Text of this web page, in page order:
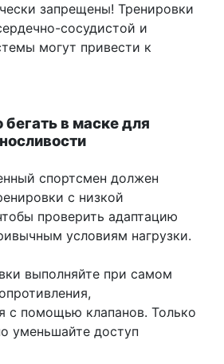
запрещены! Тренировки
сосудистой и
могут привести к
бегать в маске для
спортсмен должен
с низкой
проверить адаптацию
условиям нагрузки.
выполняйте при самом
с помощью клапанов. Только
уменьшайте доступ